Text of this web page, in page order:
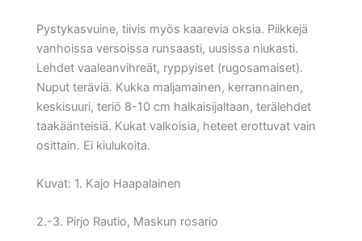
Pystykasvuine, tiivis myös kaarevia oksia. Piikkejä
vanhoissa versoissa runsaasti, uusissa niukasti.
Lehdet vaaleanvihreät, ryppyiset (rugosamaiset).
Nuput teräviä. Kukka maljamainen, kerrannainen,
keskisuuri, teriö 8-10 cm halkaisijaltaan, terälehdet
taakäänteisiä. Kukat valkoisia, heteet erottuvat vain
osittain. Ei kiulukoita.
Kuvat: 1. Kajo Haapalainen
2.-3. Pirjo Rautio, Maskun rosario